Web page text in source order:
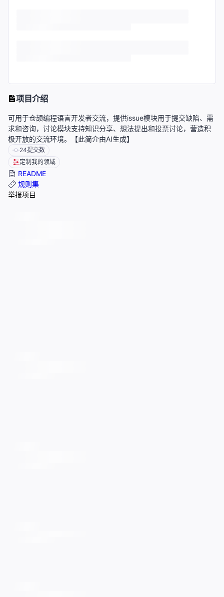
项目介绍
可用于仓颉编程语言开发者交流，提供issue模块用于提交缺陷、需
求和咨询，讨论模块支持知识分享、想法提出和投票讨论，营造积
极开放的交流环境。【此简介由AI生成】
24提交数
定制我的领域
README
规则集
举报项目